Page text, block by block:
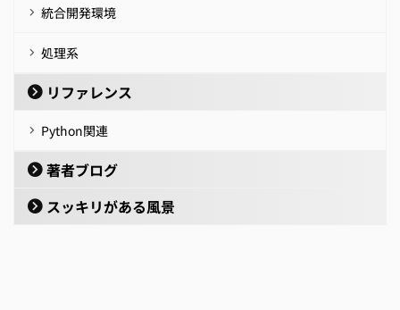
統合開発環境
処理系
リファレンス
Python関連
著者ブログ
スッキリがある風景